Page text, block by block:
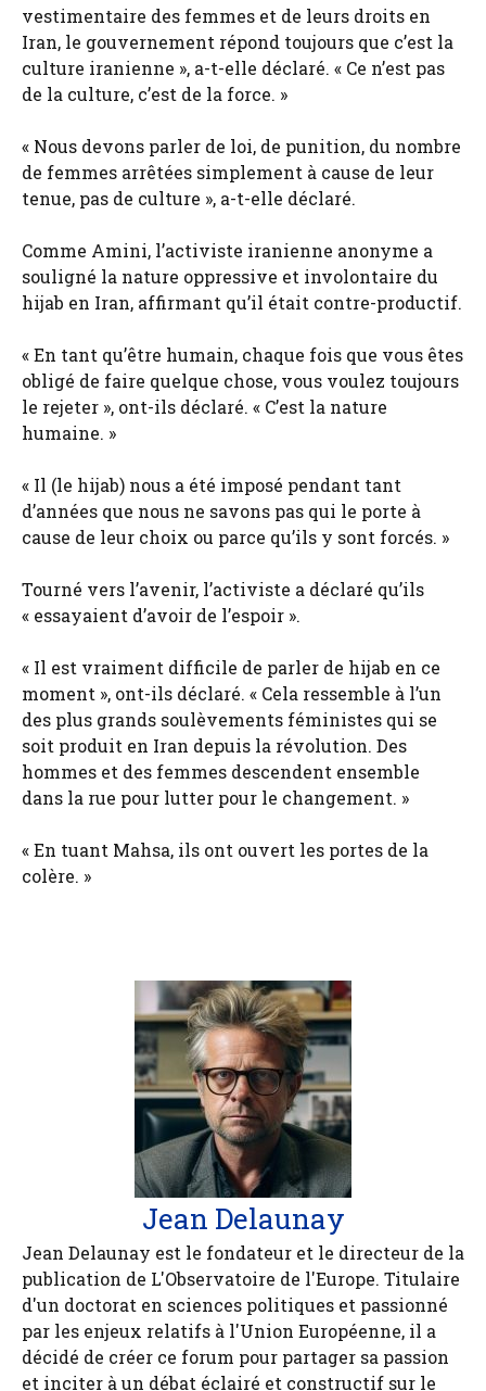
vestimentaire des femmes et de leurs droits en
Iran, le gouvernement répond toujours que c’est la
culture iranienne », a-t-elle déclaré. « Ce n’est pas
de la culture, c’est de la force. »
« Nous devons parler de loi, de punition, du nombre
de femmes arrêtées simplement à cause de leur
tenue, pas de culture », a-t-elle déclaré.
Comme Amini, l’activiste iranienne anonyme a
souligné la nature oppressive et involontaire du
hijab en Iran, affirmant qu’il était contre-productif.
« En tant qu’être humain, chaque fois que vous êtes
obligé de faire quelque chose, vous voulez toujours
le rejeter », ont-ils déclaré. « C’est la nature
humaine. »
« Il (le hijab) nous a été imposé pendant tant
d’années que nous ne savons pas qui le porte à
cause de leur choix ou parce qu’ils y sont forcés. »
Tourné vers l’avenir, l’activiste a déclaré qu’ils
« essayaient d’avoir de l’espoir ».
« Il est vraiment difficile de parler de hijab en ce
moment », ont-ils déclaré. « Cela ressemble à l’un
des plus grands soulèvements féministes qui se
soit produit en Iran depuis la révolution. Des
hommes et des femmes descendent ensemble
dans la rue pour lutter pour le changement. »
« En tuant Mahsa, ils ont ouvert les portes de la
colère. »
Jean Delaunay
Jean Delaunay est le fondateur et le directeur de la
publication de L'Observatoire de l'Europe. Titulaire
d'un doctorat en sciences politiques et passionné
par les enjeux relatifs à l'Union Européenne, il a
décidé de créer ce forum pour partager sa passion
et inciter à un débat éclairé et constructif sur le